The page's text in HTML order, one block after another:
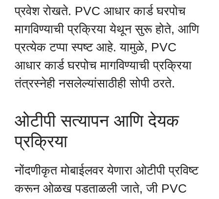
प्रवेश रोखते. PVC आधार कार्ड घरपोच
मागविण्याची प्रक्रिया येथून सुरू होते, आणि
प्रत्येक टप्पा स्पष्ट आहे. यामुळे, PVC
आधार कार्ड घरपोच मागविण्याची प्रक्रिया
तंत्रस्नेही नसलेल्यांसाठीही सोपी ठरते.
ओटीपी सत्यापन आणि देयक
प्रक्रिया
नोंदणीकृत मोबाईलवर येणारा ओटीपी प्रविष्ट
करून ओळख पडताळली जाते, जी PVC